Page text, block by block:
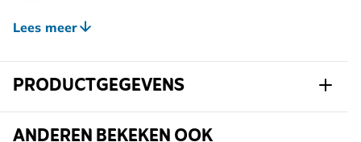
veilig
pinda’s
Lees meer
PRODUCTGEGEVENS
Art.nr. 300200120